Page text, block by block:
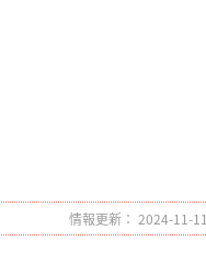
情報更新： 2024-11-11